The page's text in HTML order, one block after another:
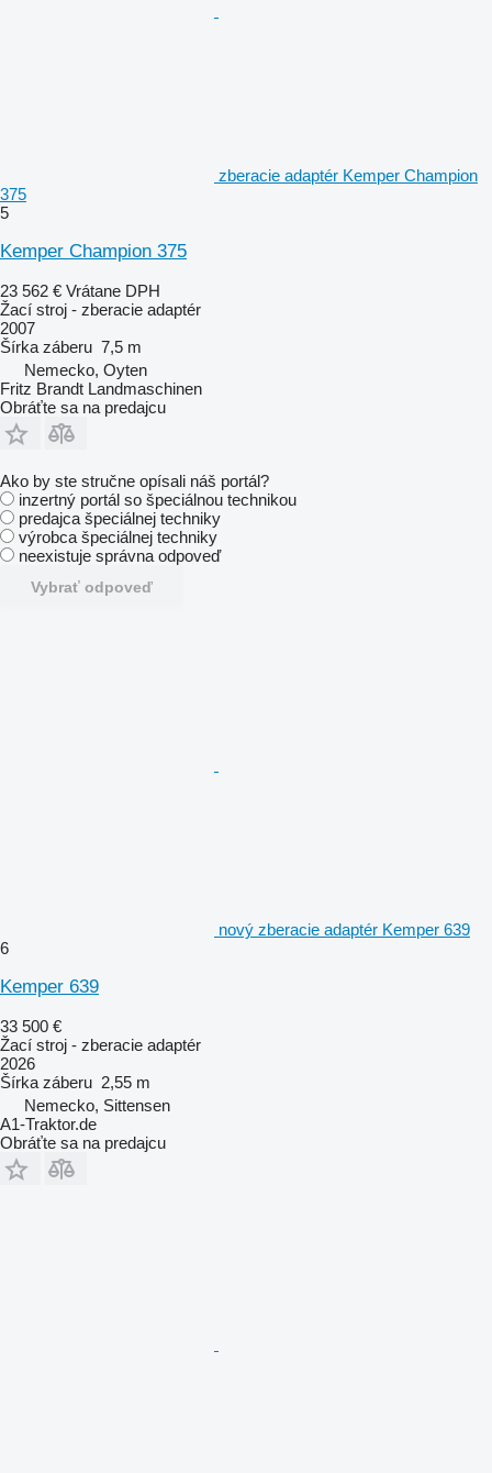
zberacie adaptér Kemper Champion
375
5
Kemper Champion 375
23 562 € Vrátane DPH
Žací stroj - zberacie adaptér
2007
Šírka záberu 7,5 m
Nemecko, Oyten
Fritz Brandt Landmaschinen
Obráťte sa na predajcu
Ako by ste stručne opísali náš portál?
inzertný portál so špeciálnou technikou
predajca špeciálnej techniky
výrobca špeciálnej techniky
neexistuje správna odpoveď
Vybrať odpoveď
nový zberacie adaptér Kemper 639
6
Kemper 639
33 500 €
Žací stroj - zberacie adaptér
2026
Šírka záberu 2,55 m
Nemecko, Sittensen
A1-Traktor.de
Obráťte sa na predajcu